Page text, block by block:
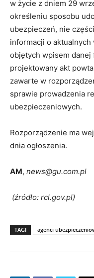
w życie z dniem 29
określeniu sposobu
ubezpieczeń, nie
informacji o
objętych wpisem danej
projektowany akt
zawarte w
sprawie prowadzenia
ubezpieczeniowych.
Rozporządzenie ma
dnia ogłoszenia.
AM, news@gu.com.pl
(źródło: rcl.gov.pl)
TAGI agenci